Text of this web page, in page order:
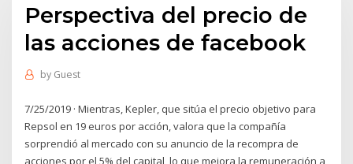
Perspectiva del precio de
las acciones de facebook
by Guest
7/25/2019 · Mientras, Kepler, que sitúa el precio objetivo para
Repsol en 19 euros por acción, valora que la compañía
sorprendió al mercado con su anuncio de la recompra de
acciones por el 5% del capital, lo que mejora la remuneración a